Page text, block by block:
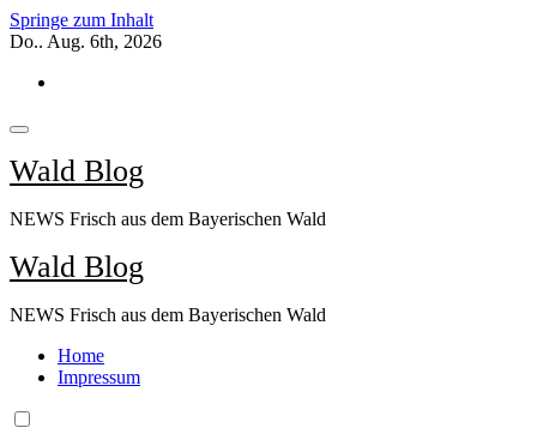
Springe zum Inhalt
Do.. Aug. 6th, 2026
Wald Blog
NEWS Frisch aus dem Bayerischen Wald
Wald Blog
NEWS Frisch aus dem Bayerischen Wald
Home
Impressum